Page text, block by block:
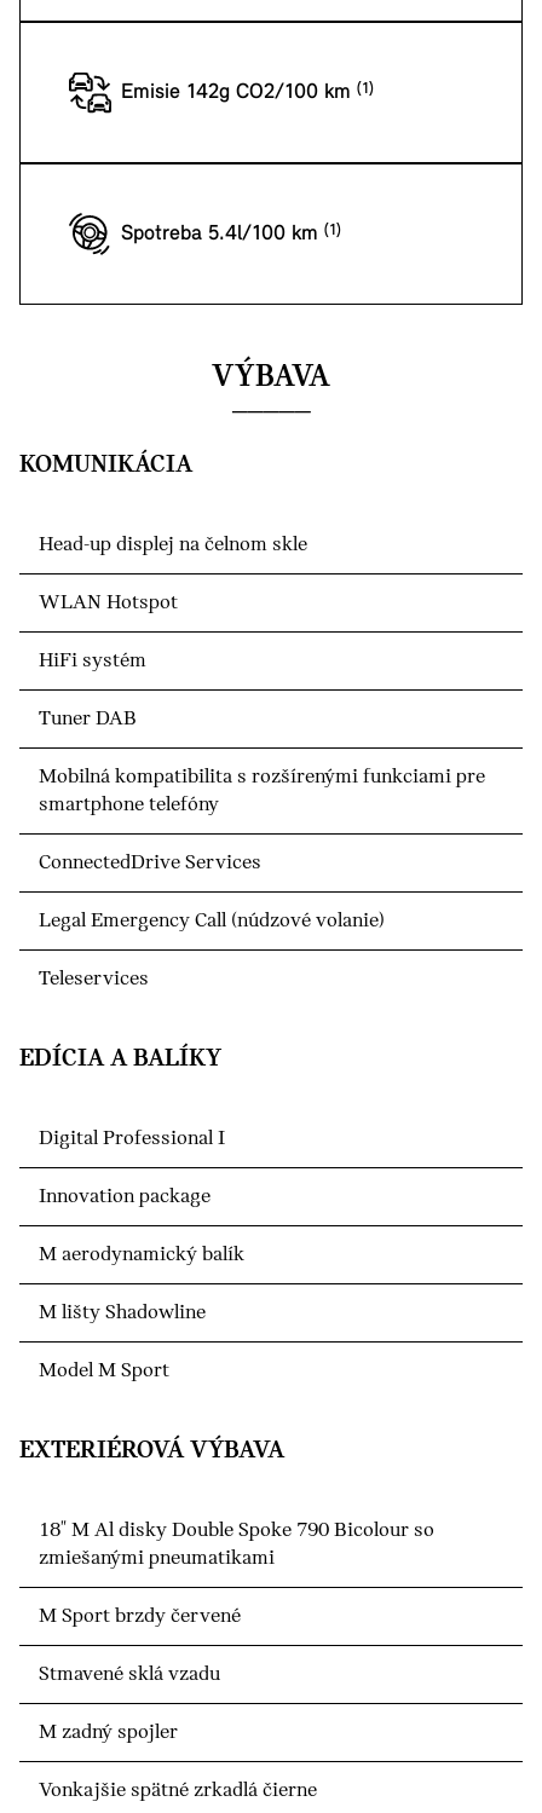
Emisie 142g CO2/100 km
Spotreba 5.4l/100 km
VÝBAVA
KOMUNIKÁCIA
Head-up displej na čelnom skle
WLAN Hotspot
HiFi systém
Tuner DAB
Mobilná kompatibilita s rozšírenými funkciami pre
smartphone telefóny
ConnectedDrive Services
Legal Emergency Call (núdzové volanie)
Teleservices
EDÍCIA A BALÍKY
Digital Professional I
Innovation package
M aerodynamický balík
M lišty Shadowline
Model M Sport
EXTERIÉROVÁ VÝBAVA
18" M Al disky Double Spoke 790 Bicolour so
zmiešanými pneumatikami
M Sport brzdy červené
Stmavené sklá vzadu
M zadný spojler
Vonkajšie spätné zrkadlá čierne